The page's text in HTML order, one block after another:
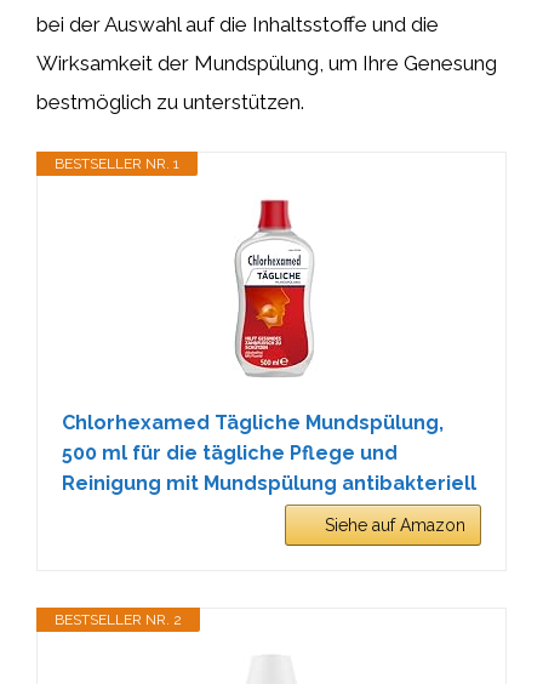
bei der Auswahl auf die Inhaltsstoffe und die
Wirksamkeit der Mundspülung, um Ihre Genesung
bestmöglich zu unterstützen.
BESTSELLER NR. 1
Chlorhexamed Tägliche Mundspülung,
500 ml für die tägliche Pflege und
Reinigung mit Mundspülung antibakteriell
Siehe auf Amazon
BESTSELLER NR. 2